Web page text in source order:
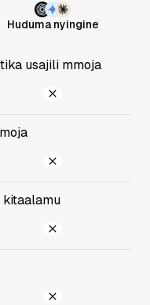
Huduma nyingine
usajili mmoja